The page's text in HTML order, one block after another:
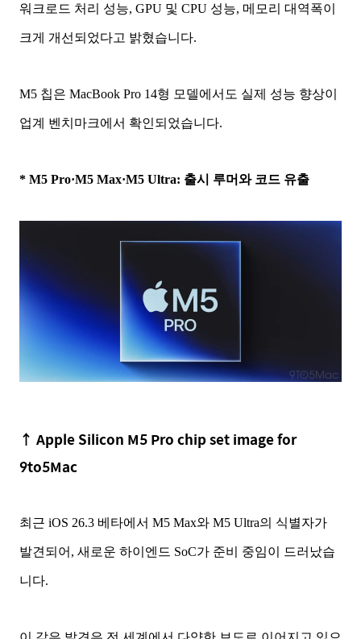
워크로드 처리 성능, GPU 및 CPU 성능, 메모리 대역폭이
크게 개선되었다고 밝혔습니다.
M5 칩은 MacBook Pro 14형 모델에서도 실제 성능 향상이
업계 벤치마크에서 확인되었습니다.
* M5 Pro·M5 Max·M5 Ultra: 출시 루머와 코드 유출
↑ Apple Silicon M5 Pro chip set image for
9to5Mac
최근 iOS 26.3 베타에서 M5 Max와 M5 Ultra의 식별자가
발견되어, 새로운 하이엔드 SoC가 준비 중임이 드러났습
니다.